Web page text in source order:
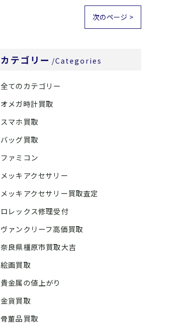
次のページ >
カテゴリー Categories
全てのカテゴリー
オメガ時計買取
スマホ買取
バッグ買取
ファミコン
メッキアクセサリー
メッキアクセサリー買取査定
ロレックス修理受付
ヴァンクリーフ高価買取
奈良県橿原市買取大吉
絵画買取
貴金属の値上がり
金貨買取
骨董品買取